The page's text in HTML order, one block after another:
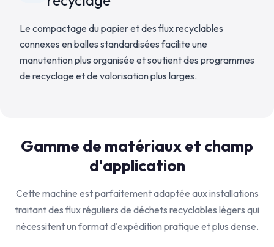
Le compactage du papier et des flux recyclables
connexes en balles standardisées facilite une
manutention plus organisée et soutient des programmes
de recyclage et de valorisation plus larges.
Gamme de matériaux et champ
d'application
Cette machine est parfaitement adaptée aux installations
traitant des flux réguliers de déchets recyclables légers qui
nécessitent un format d'expédition pratique et plus dense.